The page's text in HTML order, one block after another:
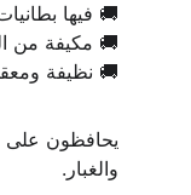
🚚 فيها
🚚 مكيفة من
🚚 نظيفة
يحافظون
والغبار.